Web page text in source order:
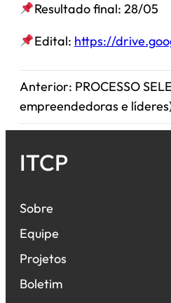
Resultado final: 28/05
Edital: https://
Anterior: PROCESSO
empreendedoras e
ITCP
Sobre
Equipe
Projetos
Boletim